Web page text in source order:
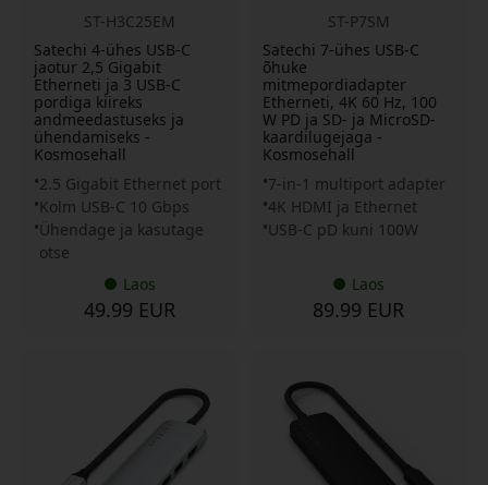
ST-H3C25EM
Satechi 4-ühes USB-C
jaotur 2,5 Gigabit
Etherneti ja 3 USB-C
pordiga kiireks
andmeedastuseks ja
ühendamiseks -
Kosmosehall
2.5 Gigabit Ethernet port
Kolm USB-C 10 Gbps
Ühendage ja kasutage
otse
Laos
49.99 EUR
ST-P7SM
Satechi 7-ühes USB-C
õhuke
mitmepordiadapter
Etherneti, 4K 60 Hz, 100
W PD ja SD- ja MicroSD-
kaardilugejaga -
Kosmosehall
7-in-1 multiport adapter
4K HDMI ja Ethernet
USB-C pD kuni 100W
Laos
89.99 EUR